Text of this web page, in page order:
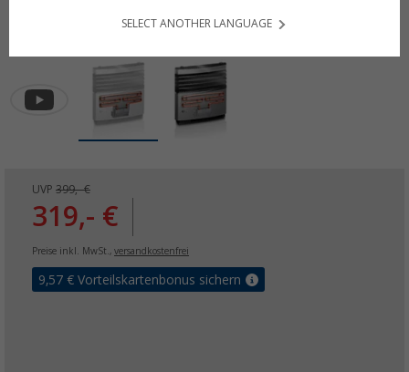
UVP 399,- €
319,- €
Preise inkl. MwSt., versandkostenfrei
9,57 € Vorteilskartenbonus sichern
SELECT ANOTHER LANGUAGE